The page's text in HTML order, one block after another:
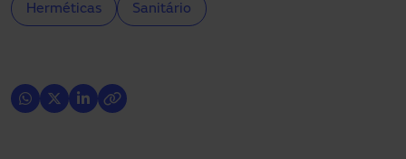
Herméticas Sanitário